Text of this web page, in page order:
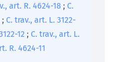
art. R. 4624-18 ; C.
; C. trav., art. L. 3122-
12 ; C. trav., art. L.
R. 4624-11